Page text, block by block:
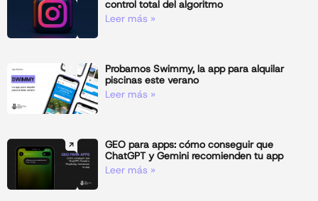
control total del algoritmo
Leer más »
Probamos Swimmy, la app para alquilar
piscinas este verano
Leer más »
GEO para apps: cómo conseguir que
ChatGPT y Gemini recomienden tu app
Leer más »